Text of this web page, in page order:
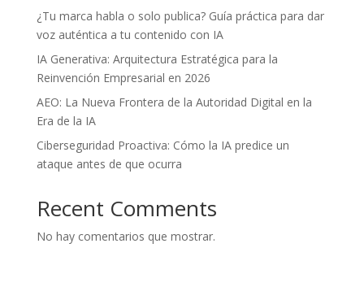
¿Tu marca habla o solo publica? Guía práctica para dar
voz auténtica a tu contenido con IA
IA Generativa: Arquitectura Estratégica para la
Reinvención Empresarial en 2026
AEO: La Nueva Frontera de la Autoridad Digital en la
Era de la IA
Ciberseguridad Proactiva: Cómo la IA predice un
ataque antes de que ocurra
Recent Comments
No hay comentarios que mostrar.